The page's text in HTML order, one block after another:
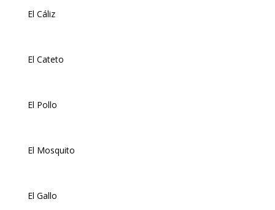
El Cáliz
El Cateto
El Pollo
El Mosquito
El Gallo